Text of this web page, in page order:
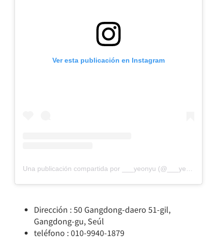
Ver esta publicación en Instagram
Dirección : 50 Gangdong-daero 51-gil,
Gangdong-gu, Seúl
teléfono : 010-9940-1879